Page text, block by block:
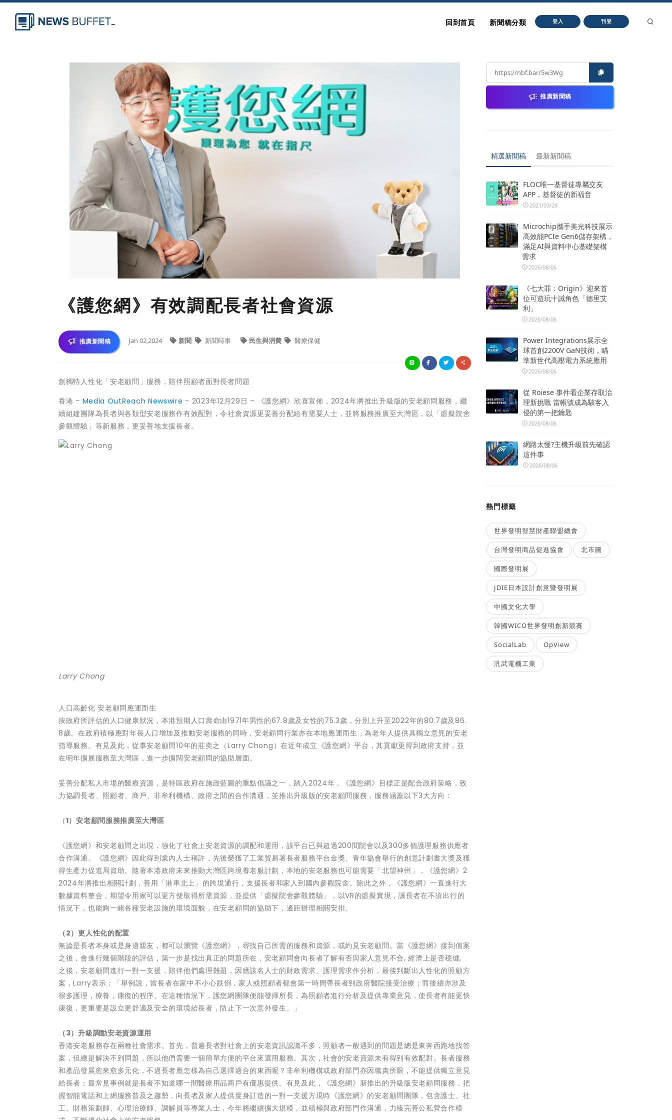
回到首頁 新聞稿分類 登入 刊登
《護您網》有效調配長者社會資源
推廣新聞稿 Jan 02,2024 新聞 新聞時事 民生與消費 醫療保健
創獨特人性化「安老顧問」服務，陪伴照顧者面對長者問題
香港 - Media OutReach Newswire - 2023年12月29日 – 《護您網》欣喜宣佈，2024年將推出升級版的安老顧問服務，繼
續組建團隊為長者與各類型安老服務作有效配對，令社會資源更妥善分配給有需要人士，並將服務推廣至大灣區，以「虛擬院舍
參觀體驗」等新服務，更妥善地支援長者。
Larry Chong
人口高齡化 安老顧問應運而生
按政府所評估的人口健康狀況，本港預期人口壽命由1971年男性的67.8歲及女性的75.3歲，分別上升至2022年的80.7歲及86.
8歲。在政府積極應對年長人口增加及推動安老服務的同時，安老顧問行業亦在本地應運而生，為老年人提供具獨立意見的安老
指導服務。有見及此，從事安老顧問10年的莊奕之（Larry Chong）在近年成立《護您網》平台，其貢獻更得到政府支持，並
在明年擴展服務至大灣區，進一步擴闊安老顧問的協助層面。
妥善分配私人市場的醫療資源，是特區政府在施政藍圖的重點倡議之一，踏入2024年，《護您網》目標正是配合政府策略，致
力協調長者、照顧者、商戶、非牟利機構、政府之間的合作溝通，並推出升級版的安老顧問服務，服務涵蓋以下3大方向：
（1）安老顧問服務推廣至大灣區
《護您網》和安老顧問之出現，強化了社會上安老資源的調配和運用，該平台已與超過200間院舍以及300多個護理服務供應者
合作溝通。《護您網》因此得到業內人士稱許，先後榮獲了工業貿易署長者服務平台金獎、青年協會舉行的創意計劃書大獎及獲
得生產力促進局資助。隨著本港政府未來推動大灣區跨境養老服計劃，本地的安老服務也可能需要「北望神州」，《護您網》2
2024年將推出相關計劃，善用「港車北上」的跨境通行，支援長者和家人到國內參觀院舍。除此之外，《護您網》一直進行大
數據資料整合，期望令用家可以更方便取得所需資源，並提供「虛擬院舍參觀體驗」，以VR的虛擬實境，讓長者在不須出行的
情況下，也能夠一睹各種安老設施的環境面貌，在安老顧問的協助下，遙距辦理相關安排。
（2）更人性化的配置
無論是長者本身或是身邊親友，都可以瀏覽《護您網》，尋找自己所需的服務和資源，或約見安老顧問。當《護您網》接到個案
之後，會進行幾個階段的評估，第一步是找出真正的問題所在，安老顧問會向長者了解有否與家人意見不合, 經濟上是否穩健,
之後，安老顧問進行一對一支援，陪伴他們處理難題，因應該名人士的財政需求、護理需求作分析，最後判斷出人性化的照顧方
案，Larry表示：「舉例說，當長者在家中不小心跌倒，家人或照顧者都會第一時間帶長者到政府醫院接受治療；而後續亦涉及
很多護理，療養，康復的程序。在這種情況下，護您網團隊便能發揮所長，為照顧者進行分析及提供專業意見，使長者有能更快
康復，更重要是設立更舒適及安全的環境給長者，防止下一次意外發生。」
（3）升級調動安老資源運用
香港安老服務存在兩種社會需求。首先，普遍長者對社會上的安老資訊認識不多，照顧者一般遇到的問題是總是東奔西跑地找答
案，但總是解決不到問題，所以他們需要一個簡單方便的平台來選用服務。其次，社會的安老資源未有得到有效配對。長者服務
和產品發展愈來愈多元化，不過長者應怎樣為自己選擇適合的東西呢？非牟利機構或政府部門亦因職責所限，不能提供獨立意見
給長者；最常見事例就是長者不知道哪一間醫療用品商戶有優惠提供。有見及此，《護您網》新推出的升級版安老顧問服務，把
握智能電話和上網服務普及之趨勢，向長者及家人提供度身訂造的一對一支援方現時《護您網》的安老顧問團隊，包含護士、社
工、財務策劃師、心理治療師、調解員等專業人士，今年將繼續擴大規模，並積極與政府部門作溝通，力臻完善公私營合作模
推廣新聞稿
精選新聞稿 最新新聞稿
FLOC唯一基督徒專屬交友
APP，基督徒的新福音
2021/03/29
Microchip攜手美光科技展示
高效能PCIe Gen6儲存架構，
滿足AI與資料中心基礎架構
需求
2026/08/06
《七大罪：Origin》迎來首
位可遊玩十誡角色「德里艾
利」
2026/08/06
Power Integrations展示全
球首創2200V GaN技術，瞄
準新世代高壓電力系統應用
2026/08/06
從 Roiese 事件看企業存取治
理新挑戰 當帳號成為駭客入
侵的第一把鑰匙
2026/08/06
網路太慢?主機升級前先確認
這件事
2026/08/06
熱門標籤
世界發明智慧財產聯盟總會
台灣發明商品促進協會 北市圖
國際發明展
JDIE日本設計創意暨發明展
中國文化大學
韓國WICO世界發明創新競賽
SocialLab OpView
汎武電機工業